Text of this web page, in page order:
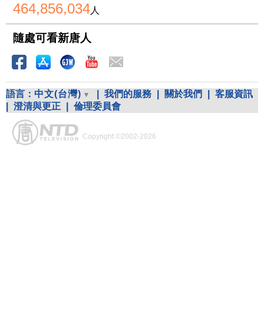
464,856,034人
隨處可看新唐人
語言： 中文(台灣) 我們的服務 關於我們
客服資訊
澄清與更正 倫理委員會
Copyright ©2002-2026